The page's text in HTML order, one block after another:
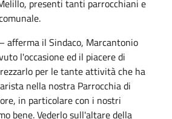
presenti tanti parrocchiani e
afferma il Sindaco, Marcantonio
l'occasione ed il piacere di
per le tante attività che ha
nella nostra Parrocchia di
in particolare con i nostri
bene. Vederlo sull'altare della